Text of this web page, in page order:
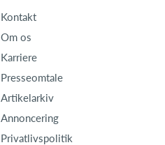
Kontakt
Om os
Karriere
Presseomtale
Artikelarkiv
Annoncering
Privatlivspolitik